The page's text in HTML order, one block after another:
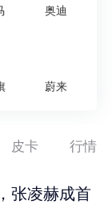
奥迪
蔚来
皮卡 行情
张凌赫成首